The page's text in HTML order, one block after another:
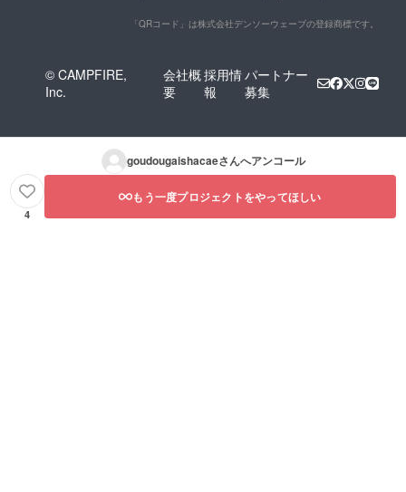
「QRコード」は株式会社デンソーウェーブの登録商標です。
© CAMPFIRE,
Inc.
会社概
要
採用情
報
パートナー
募集
goudougaishacaeさんへアンコール
4
もう一度プロジェクトをやってほしい